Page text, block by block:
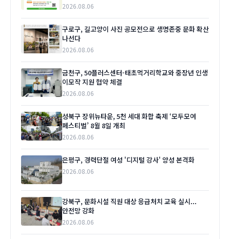
2026.08.06
구로구, 길고양이 사진 공모전으로 생명존중 문화 확산
나선다
2026.08.06
금천구, 50플러스센터-태초먹거리학교와 중장년 인생
이모작 지원 협약 체결
2026.08.06
성북구 장위뉴타운, 5천 세대 화합 축제 ‘모두모여
페스티벌’ 8월 8일 개최
2026.08.06
은평구, 경력단절 여성 '디지털 강사' 양성 본격화
2026.08.06
강북구, 문화시설 직원 대상 응급처치 교육 실시...
안전망 강화
2026.08.06